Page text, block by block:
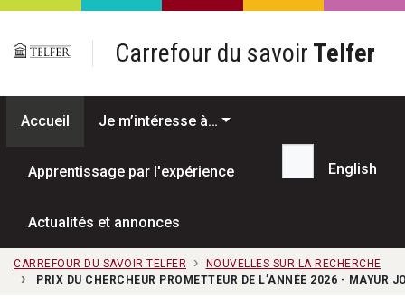
Passer au contenu principal
Carrefour du savoir Telfer
Accueil Je m’intéresse à…
Apprentissage par l'expérience
Actualités et annonces
Recherche...
English
CARREFOUR DU SAVOIR TELFER
NOUVELLES SUR LA RECHERCHE
PRIX DU CHERCHEUR PROMETTEUR DE L’ANNÉE 2026 - MAYUR